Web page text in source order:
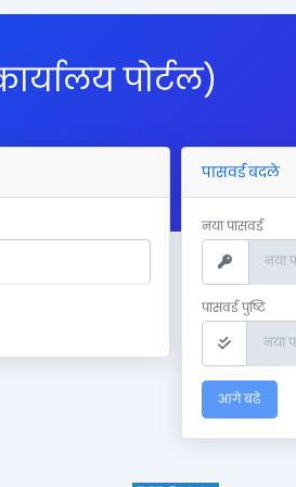
पोर्टल)
पासवर्ड बदले
नया पासवर्ड
पासवर्ड पुष्टि